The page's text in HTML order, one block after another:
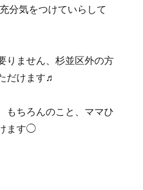
分気をつけていらして
ません、杉並区外の方
だけます♬
ちろんのこと、ママひ
ます◯